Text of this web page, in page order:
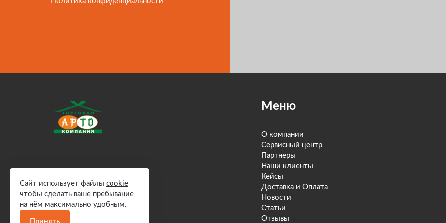
Меню
О компании
Сервисный центр
Партнеры
Наши клиенты
Кейсы
Доставка и Оплата
Новости
Статьи
Отзывы
Сайт использует файлы cookie
чтобы сделать ваше пребывание
на нём максимально удобным.
Принять